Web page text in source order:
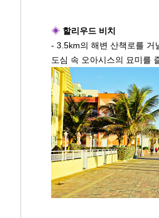
◈ 할리우드 비치
- 3.5km의 해변 산책로를 거
도심 속 오아시스의 묘미를